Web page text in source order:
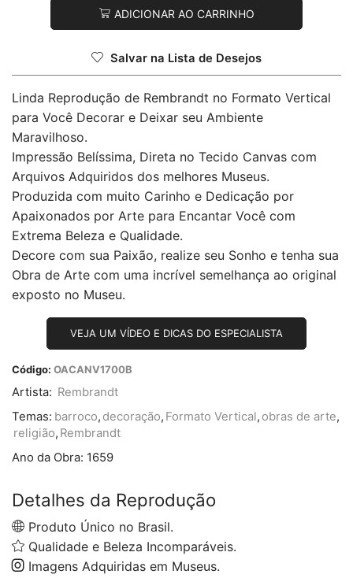
ADICIONAR AO CARRINHO
Salvar na Lista de Desejos
Linda Reprodução de Rembrandt no Formato Vertical
para Você Decorar e Deixar seu Ambiente
Maravilhoso.
Impressão Belíssima, Direta no Tecido Canvas com
Arquivos Adquiridos dos melhores Museus.
Produzida com muito Carinho e Dedicação por
Apaixonados por Arte para Encantar Você com
Extrema Beleza e Qualidade.
Decore com sua Paixão, realize seu Sonho e tenha sua
Obra de Arte com uma incrível semelhança ao original
exposto no Museu.
VEJA UM VÍDEO E DICAS DO ESPECIALISTA
Código: OACANV1700B
Artista: Rembrandt
Temas: barroco, decoração, Formato Vertical, obras de arte,
religião, Rembrandt
Ano da Obra: 1659
Detalhes da Reprodução
Produto Único no Brasil.
Qualidade e Beleza Incomparáveis.
Imagens Adquiridas em Museus.